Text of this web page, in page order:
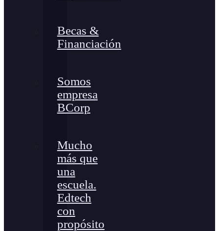
Becas &
Financiación
Somos
empresa
BCorp
Mucho
más que
una
escuela.
Edtech
con
propósito